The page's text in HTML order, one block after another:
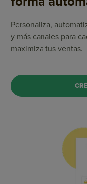
Personaliza,
y más canales para
maximiza tus ventas.